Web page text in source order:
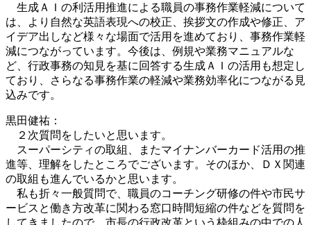
生成ＡＩの利活用推進による職員の事務作業軽減について
は、より自然な英語表現への校正、挨拶文の作成や修正、ア
イデア出しなど様々な場面で活用を進めており、事務作業軽
減につながっています。今後は、例規や業務マニュアルな
ど、行政事務の知見を基に回答する生成ＡＩの活用も想定し
ており、さらなる事務作業の軽減や業務効率化につながる見
込みです。
黒田健祐：
２次質問をしたいと思います。
スーパーシティの取組、またマイナンバーカード活用の推
進等、理解をしたところでございます。そのほか、ＤＸ関連
の取組も進んでいるかと思います。
私も折々一般質問で、職員のコーチング研修の件や市民サ
ービスと働き方改革に関わる窓口時間短縮の件などを質問を
してきましたので、市長の行政改革という枠組みの中での人